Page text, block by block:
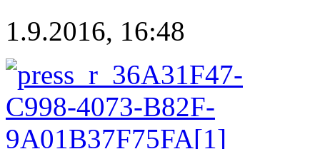
1.9.2016, 16:48